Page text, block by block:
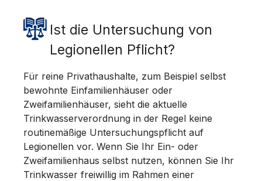
Ist die Untersuchung von
Legionellen Pflicht?
Für reine Privathaushalte, zum Beispiel selbst
bewohnte Einfamilienhäuser oder
Zweifamilienhäuser, sieht die aktuelle
Trinkwasserverordnung in der Regel keine
routinemäßige Untersuchungspflicht auf
Legionellen vor. Wenn Sie Ihr Ein- oder
Zweifamilienhaus selbst nutzen, können Sie Ihr
Trinkwasser freiwillig im Rahmen einer